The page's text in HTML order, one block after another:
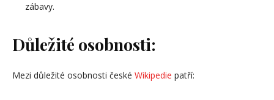
zábavy.
Důležité osobnosti:
Mezi důležité osobnosti české Wikipedie patří: